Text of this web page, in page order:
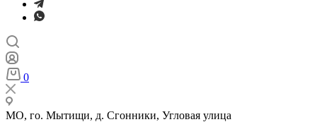
0
МО, го. Мытищи, д. Сгонники, Угловая улица